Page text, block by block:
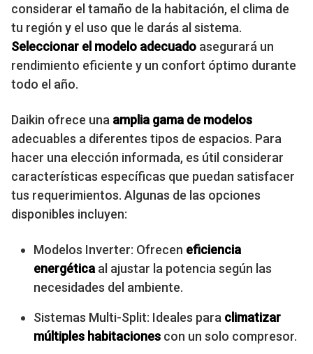
considerar el tamaño de la habitación, el clima de
tu región y el uso que le darás al sistema.
Seleccionar el modelo adecuado asegurará un
rendimiento eficiente y un confort óptimo durante
todo el año.
Daikin ofrece una amplia gama de modelos
adecuables a diferentes tipos de espacios. Para
hacer una elección informada, es útil considerar
características específicas que puedan satisfacer
tus requerimientos. Algunas de las opciones
disponibles incluyen:
Modelos Inverter: Ofrecen eficiencia
energética al ajustar la potencia según las
necesidades del ambiente.
Sistemas Multi-Split: Ideales para climatizar
múltiples habitaciones con un solo compresor.